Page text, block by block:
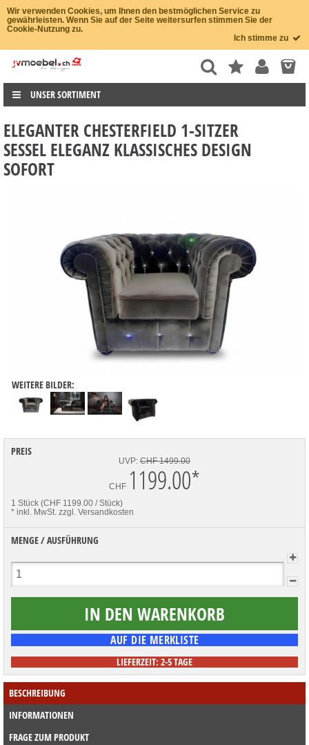
Wir verwenden Cookies, um Ihnen den bestmöglichen Service zu
gewährleisten. Wenn Sie auf der Seite weitersurfen stimmen Sie der
Cookie-Nutzung zu.
Ich stimme zu
UNSER SORTIMENT
ELEGANTER CHESTERFIELD 1-SITZER
SESSEL ELEGANZ KLASSISCHES DESIGN
SOFORT
WEITERE BILDER:
PREIS
UVP: CHF 1499.00
CHF 1199.00*
1 Stück (CHF 1199.00 / Stück)
* inkl. MwSt. zzgl. Versandkosten
MENGE / AUSFÜHRUNG
LIEFERZEIT: 2-5 TAGE
BESCHREIBUNG
INFORMATIONEN
FRAGE ZUM PRODUKT